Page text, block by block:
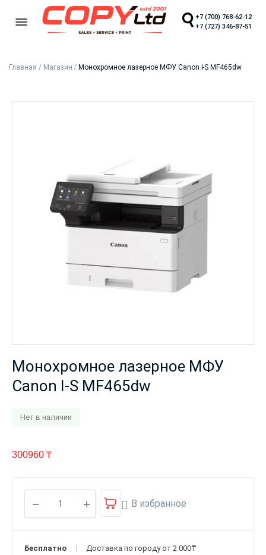
+7 (700) 768-62-12
+7 (727) 346-87-51
Главная / Магазин /Монохромное лазерное МФУ Canon I-S MF465dw
Монохромное лазерное МФУ
Canon I-S MF465dw
Нет в наличии
300960 ₸
В избранное
Бесплатно Доставка по городу от 2 000₸